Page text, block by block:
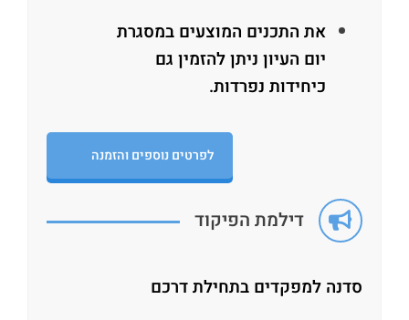
את התכנים המוצעים במסגרת
יום העיון ניתן להזמין גם
כיחידות נפרדות.
לפרטים נוספים והזמנה
דילמת הפיקוד
סדנה למפקדים בתחילת דרכם